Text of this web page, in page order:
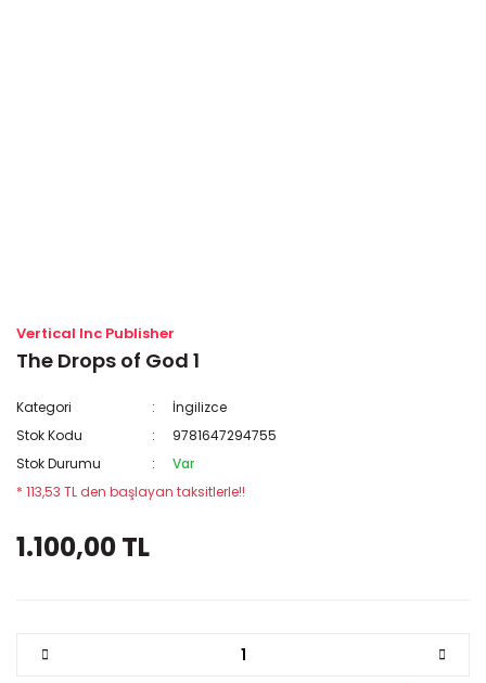
Vertical Inc Publisher
The Drops of God 1
Kategori
İngilizce
Stok Kodu
9781647294755
Stok Durumu
Var
* 113,53 TL den başlayan taksitlerle!!
1.100,00 TL